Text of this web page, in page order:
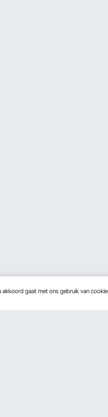
gaat met ons gebruik van